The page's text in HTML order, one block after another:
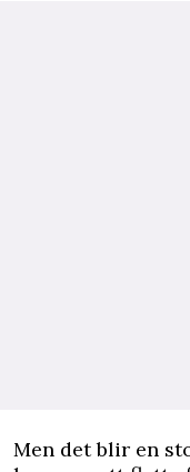
Men det blir en